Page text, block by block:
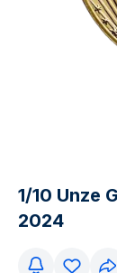
1/10 Unze
2024